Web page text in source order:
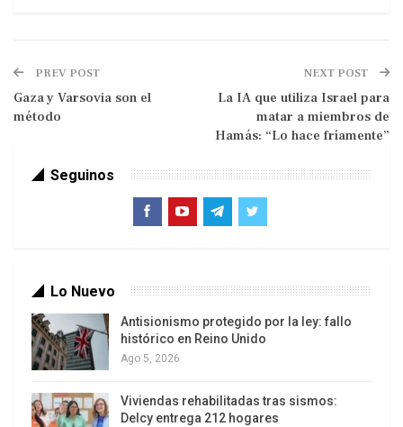
En una región turbulenta, un
opositor gana la presidencia
país vecino, aquí la política da muestras de
lealtad institucional y buenas formas
apoyos
ministra una mujer
Turquía
PREV POST
Gaza y Varsovia son el
método
NEXT POST
La IA que utiliza Israel para
matar a miembros de
Hamás: “Lo hace fríamente”
Seguinos
Lo Nuevo
Antisionismo protegido por la ley: fallo
histórico en Reino Unido
Ago 5, 2026
Viviendas rehabilitadas tras sismos:
Delcy entrega 212 hogares